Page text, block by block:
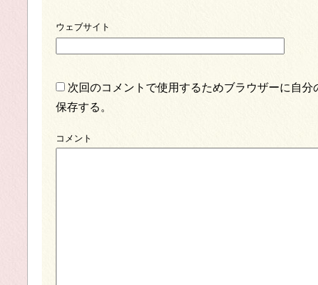
ウェブサイト
次回のコメントで使用するためブラウザーに自
保存する。
コメント